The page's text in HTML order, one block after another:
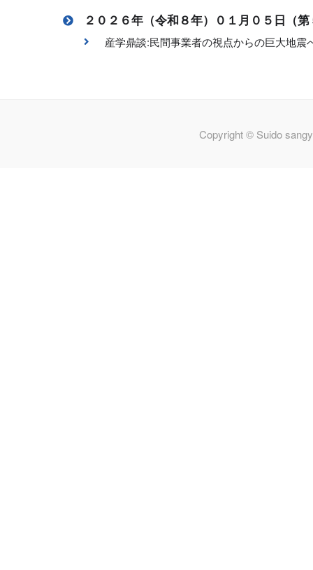
２０２６年（令和８年）０１月０５日（
産学鼎談:民間事業者の視点からの巨大地震
Copyright © Suido